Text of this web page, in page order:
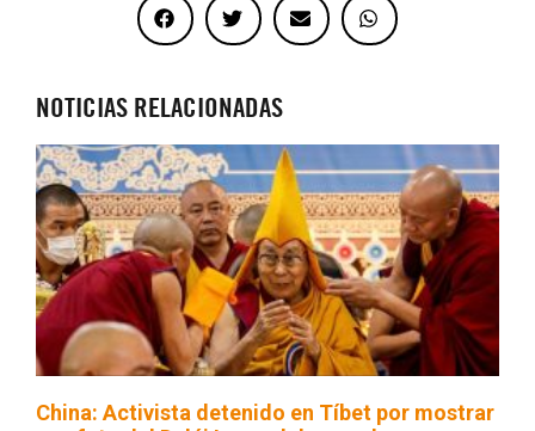
NOTICIAS RELACIONADAS
China: Activista detenido en Tíbet por mostrar